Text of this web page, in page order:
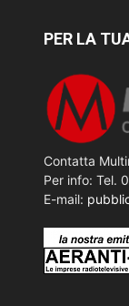
PER LA
Contatta
Per info: Tel.
E-mail: